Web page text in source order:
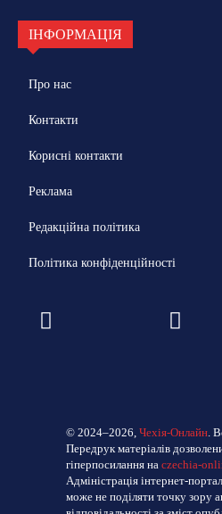
ІНФОРМАЦІЯ
Про нас
Контакти
Корисні контакти
Реклама
Редакційна політика
Політика конфіденційності
© 2024–2026,Чехія-Онлайн.
Передрук матеріалів
гіперпосилання наczechia-
Адміністрація інтернет-
може не поділяти точку зору